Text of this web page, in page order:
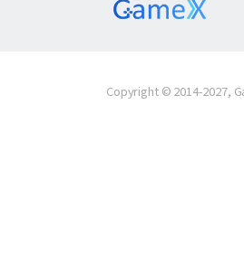
Copyright © 2014-2027,